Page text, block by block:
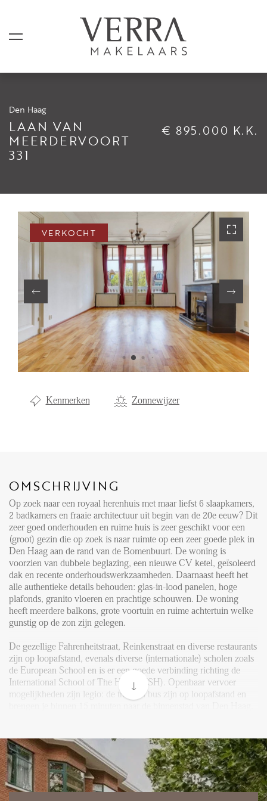
Den Haag
LAAN VAN
MEERDERVOORT
331
€ 895.000 K.K.
VERKOCHT
Kenmerken Zonnewijzer
OMSCHRIJVING
Op zoek naar een royaal herenhuis met maar liefst 6 slaapkamers,
2 badkamers en fraaie architectuur uit begin van de 20e eeuw? Dit
zeer goed onderhouden en ruime huis is zeer geschikt voor een
(groot) gezin die op zoek is naar ruimte op een zeer goede plek in
Den Haag aan de rand van de Bomenbuurt. De woning is
voorzien van dubbele beglazing, een nieuwe CV ketel, geïsoleerd
dak en recente onderhoudswerkzaamheden. Daarnaast heeft het
alle authentieke details behouden: glas-in-lood panelen, hoge
plafonds, granito vloeren en prachtige schouwen. De woning
heeft meerdere balkons, grote voortuin en ruime achtertuin welke
gunstig op de zon zijn gelegen.
De gezellige Fahrenheitstraat, Reinkenstraat en diverse restaurants
zijn op loopafstand, evenals diverse (internationale) scholen zoals
de European School en is er een goede verbinding richting de
International School of The Hague (ISH). Openbaar vervoer
mogelijkheden zijn legio: de tram en bus zijn op loopafstand en
Indeling:
Entree, ruime hal met prachtige granito vloer en glas-in-lood
deuren. Entree naar de zeer royale woon- en eetkamer ensuite. De
authentieke schuifdeuren zijn voorzien van goed bewaarde glas-
AANBOD
Te koop
Shortstay
Verkocht
Verhuurd
DIENSTEN
Aanhuur
Aankoop
Beheer
Verhuur
Verkoop
Nieuwbouw
OVER ONS
FAQ
Reviews
Werken bij
CONTACT
Hillegersberg
Rotterdam